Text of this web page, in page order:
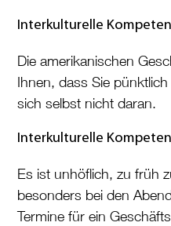
Interkulturelle
Die amerikanischen
Ihnen, dass Sie
sich selbst nicht daran.
Interkulturelle
Es ist unhöflich, zu früh
besonders bei den
Termine für ein